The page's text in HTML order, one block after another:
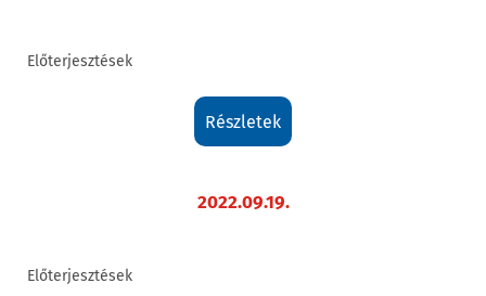
Előterjesztések
részletek
2022.09.19.
Előterjesztések